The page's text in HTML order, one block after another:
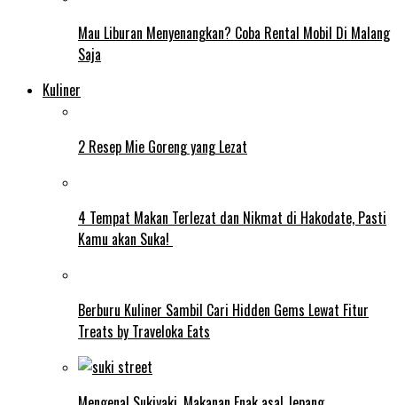
Mau Liburan Menyenangkan? Coba Rental Mobil Di Malang
Saja
Kuliner
2 Resep Mie Goreng yang Lezat
4 Tempat Makan Terlezat dan Nikmat di Hakodate, Pasti
Kamu akan Suka!
Berburu Kuliner Sambil Cari Hidden Gems Lewat Fitur
Treats by Traveloka Eats